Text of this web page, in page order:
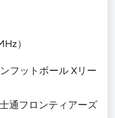
）
フットボール Xリー
通フロンティアーズ